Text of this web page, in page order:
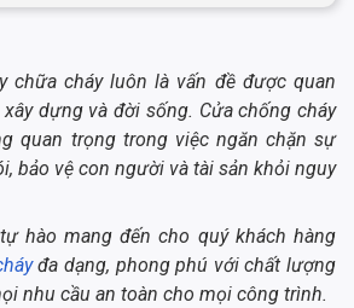
chữa cháy luôn là vấn đề được quan
dựng và đời sống. Cửa chống cháy
quan trọng trong việc ngăn chặn sự
bảo vệ con người và tài sản khỏi nguy
tự hào mang đến cho quý khách hàng
đa dạng, phong phú với chất lượng
nhu cầu an toàn cho mọi công trình.